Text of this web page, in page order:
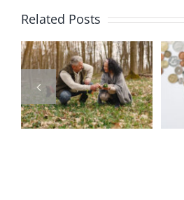
Related Posts
錢滾錢也要
懂稅！從受
薪族到退休
族，如何玩
轉「利息所